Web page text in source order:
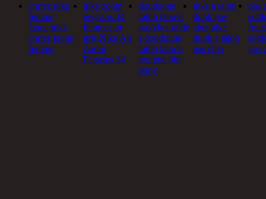
cortez nike
femme
jaune,nike
cortez jaune
femme
nike zoom
pegasus 34
femmes or
gris,Nike Air
Zoom
Pegasus 34
doudoune
ralph lauren
pas cher taille
s,doudoune
ralph lauren
homme big
pony
nike a talon
dunk pas
cher,nike
dunk a talon
pas cher
pas
pas